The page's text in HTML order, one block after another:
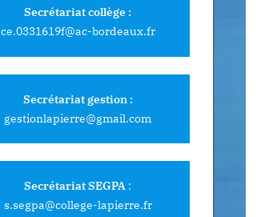
Secrétariat collège :
ce.0331619f@ac-bordeaux.fr
Secrétariat gestion :
gestionlapierre@gmail.com
Secrétariat SEGPA :
s.segpa@college-lapierre.fr